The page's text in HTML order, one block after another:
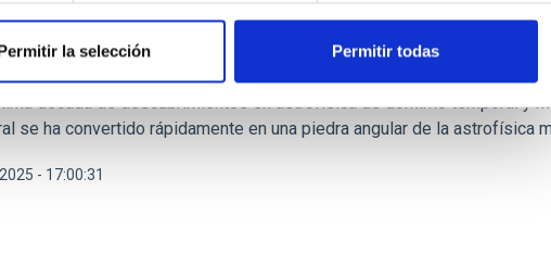
la selección Permitir todas
(IAC) acogerá la conferencia Gaia Alerts 2025 y los talleres 16th
septiembre al 3 de octubre de 2025, en el edificio IACTEC de La
Gaia, ya que celebra el final de sus observaciones científicas y
década de descubrimientos en astrofísica de domimo temporal y
se ha convertido rápidamente en una piedra angular de la astrofísica
- 17:00:31